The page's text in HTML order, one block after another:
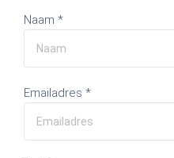
Naam *
Emailadres *